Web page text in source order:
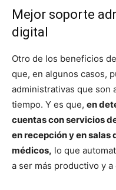
Mejor soporte
digital
Otro de los beneficios
que, en algunos casos,
administrativas que son
tiempo. Y es que, en
cuentas con servicios
en recepción y en salas
médicos, lo que
a ser más productivo y